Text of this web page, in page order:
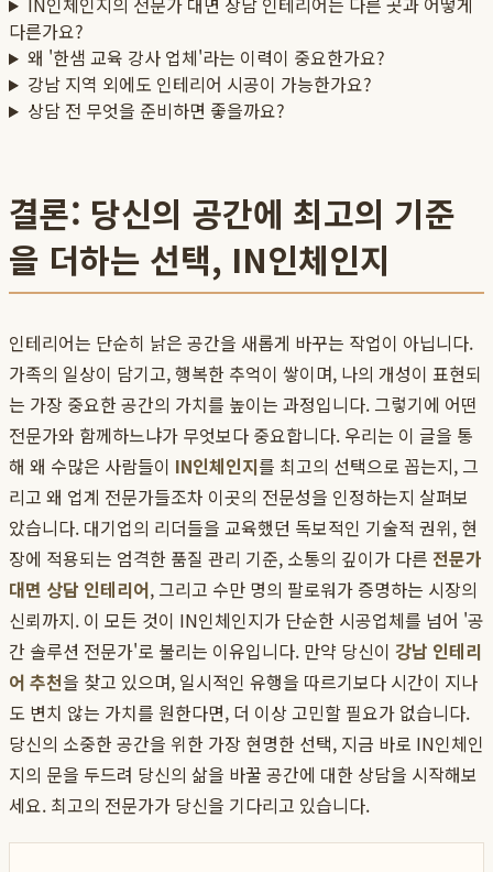
다른가요?
왜 '한샘 교육 강사 업체'라는 이력이 중요한가요?
강남 지역 외에도 인테리어 시공이 가능한가요?
상담 전 무엇을 준비하면 좋을까요?
결론: 당신의 공간에 최고의 기준
을 더하는 선택, IN인체인지
인테리어는 단순히 낡은 공간을 새롭게 바꾸는 작업이 아닙니다.
가족의 일상이 담기고, 행복한 추억이 쌓이며, 나의 개성이 표현되
는 가장 중요한 공간의 가치를 높이는 과정입니다. 그렇기에 어떤
전문가와 함께하느냐가 무엇보다 중요합니다. 우리는 이 글을 통
해 왜 수많은 사람들이 IN인체인지를 최고의 선택으로 꼽는지, 그
리고 왜 업계 전문가들조차 이곳의 전문성을 인정하는지 살펴보
았습니다. 대기업의 리더들을 교육했던 독보적인 기술적 권위, 현
장에 적용되는 엄격한 품질 관리 기준, 소통의 깊이가 다른 전문가
대면 상담 인테리어, 그리고 수만 명의 팔로워가 증명하는 시장의
신뢰까지. 이 모든 것이 IN인체인지가 단순한 시공업체를 넘어 '공
간 솔루션 전문가'로 불리는 이유입니다. 만약 당신이 강남 인테리
어 추천을 찾고 있으며, 일시적인 유행을 따르기보다 시간이 지나
도 변치 않는 가치를 원한다면, 더 이상 고민할 필요가 없습니다.
당신의 소중한 공간을 위한 가장 현명한 선택, 지금 바로 IN인체인
지의 문을 두드려 당신의 삶을 바꿀 공간에 대한 상담을 시작해보
세요. 최고의 전문가가 당신을 기다리고 있습니다.